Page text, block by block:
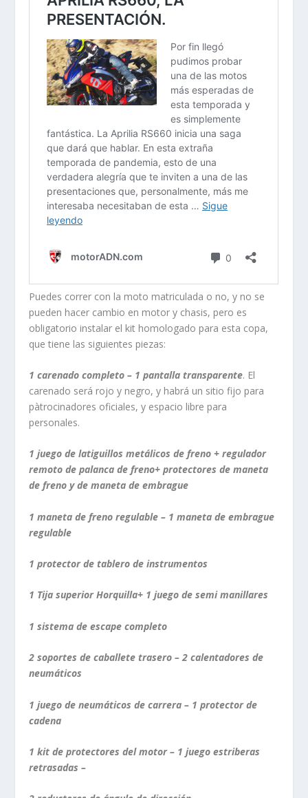
Puedes correr con la moto matriculada o no, y no se
pueden hacer cambio en motor y chasis, pero es
obligatorio instalar el kit homologado para esta copa,
que tiene las siguientes piezas:
1 carenado completo – 1 pantalla transparente. El
carenado será rojo y negro, y habrá un sitio fijo para
pàtrocinadores oficiales, y espacio libre para
personales.
1 juego de latiguillos metálicos de freno + regulador
remoto de palanca de freno+ protectores de maneta
de freno y de maneta de embrague
1 maneta de freno regulable – 1 maneta de embrague
regulable
1 protector de tablero de instrumentos
1 Tija superior Horquilla+ 1 juego de semi manillares
1 sistema de escape completo
2 soportes de caballete trasero – 2 calentadores de
neumáticos
1 juego de neumáticos de carrera – 1 protector de
cadena
1 kit de protectores del motor – 1 juego estriberas
retrasadas –